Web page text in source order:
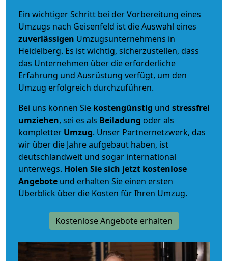
Ein wichtiger Schritt bei der Vorbereitung eines
Umzugs nach Geisenfeld ist die Auswahl eines
zuverlässigen Umzugsunternehmens in
Heidelberg. Es ist wichtig, sicherzustellen, dass
das Unternehmen über die erforderliche
Erfahrung und Ausrüstung verfügt, um den
Umzug erfolgreich durchzuführen.
Bei uns können Sie kostengünstig und stressfrei
umziehen, sei es als Beiladung oder als
kompletter Umzug. Unser Partnernetzwerk, das
wir über die Jahre aufgebaut haben, ist
deutschlandweit und sogar international
unterwegs. Holen Sie sich jetzt kostenlose
Angebote und erhalten Sie einen ersten
Überblick über die Kosten für Ihren Umzug.
Kostenlose Angebote erhalten